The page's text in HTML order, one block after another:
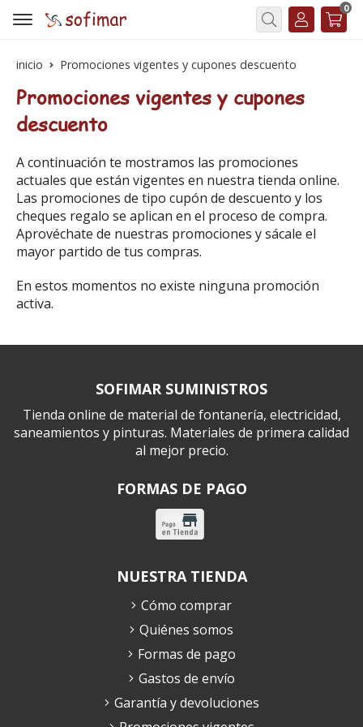
Buscar
0
inicio Promociones vigentes y cupones descuento
Promociones vigentes y cupones
descuento
A continuación te mostramos las promociones
actuales que están vigentes en nuestra tienda online.
Las promociones de tipo cupón de descuento y los
cheques regalo se aplican en el proceso de compra.
Aprovéchate de nuestras promociones y sácale el
mayor partido de tus compras.
En estos momentos no existe ninguna promoción
activa.
SOFIMAR SUMINISTROS
Tienda online de material de fontanería, electricidad,
saneamientos y pinturas. Materiales de primera calidad
al mejor precio.
FORMAS DE PAGO
NUESTRA TIENDA
Cómo comprar
Quiénes somos
Formas de pago
Gastos de envío
Garantía y devoluciones